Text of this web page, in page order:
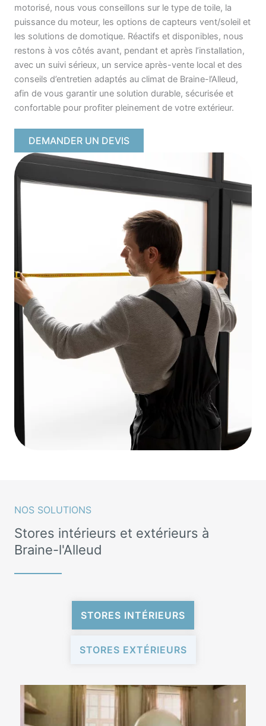
motorisé, nous vous conseillons sur le type de toile, la
puissance du moteur, les options de capteurs vent/soleil et
les solutions de domotique. Réactifs et disponibles, nous
restons à vos côtés avant, pendant et après l’installation,
avec un suivi sérieux, un service après-vente local et des
conseils d’entretien adaptés au climat de Braine-l’Alleud,
afin de vous garantir une solution durable, sécurisée et
confortable pour profiter pleinement de votre extérieur.
DEMANDER UN DEVIS
NOS SOLUTIONS
Stores intérieurs et extérieurs à
Braine-l'Alleud
STORES INTÉRIEURS
STORES EXTÉRIEURS